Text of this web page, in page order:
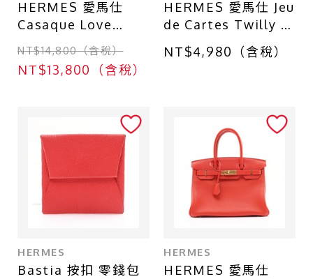
HERMES 愛馬仕
Casaque Love
Story 圍巾 紅色 羊
絨 H264043S
NT$14,800（含稅）
NT$13,800（含稅）
HERMES 愛馬仕 Jeu
de Cartes Twilly 絲
巾 紅色 絲綢
NT$4,980（含稅）
HERMES
Bastia 按扣 零錢包
HERMES
HERMES 愛馬仕